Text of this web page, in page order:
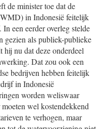
de minister toe dat de
in Indonesië feitelijk
een eerder overleg stelde
gezien als publiek-publieke
nu dat deze onderdeel
Dat zou ook een
bedrijven hebben feitelijk
in Indonesië
worden weliswaar
wel kostendekkend
te verhogen, maar